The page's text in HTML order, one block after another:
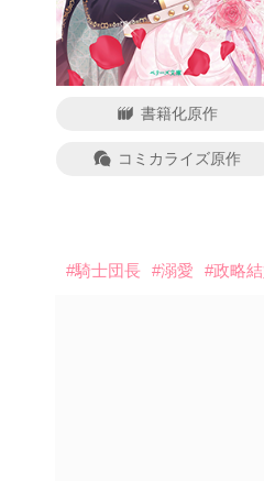
書籍化原作
コミカライズ原作
#騎士団長 #溺愛 #政略